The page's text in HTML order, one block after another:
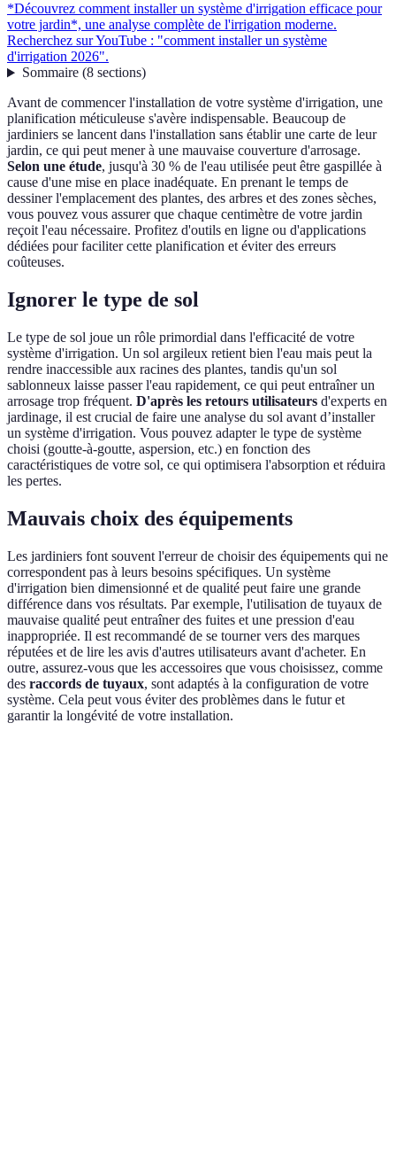
*Découvrez comment installer un système d'irrigation efficace pour
votre jardin*, une analyse complète de l'irrigation moderne.
Recherchez sur YouTube : "comment installer un système
d'irrigation 2026".
Sommaire(8 sections)
Avant de commencer l'installation de votre système d'irrigation, une
planification méticuleuse s'avère indispensable. Beaucoup de
jardiniers se lancent dans l'installation sans établir une carte de leur
jardin, ce qui peut mener à une mauvaise couverture d'arrosage.
Selon une étude, jusqu'à 30 % de l'eau utilisée peut être gaspillée à
cause d'une mise en place inadéquate. En prenant le temps de
dessiner l'emplacement des plantes, des arbres et des zones sèches,
vous pouvez vous assurer que chaque centimètre de votre jardin
reçoit l'eau nécessaire. Profitez d'outils en ligne ou d'applications
dédiées pour faciliter cette planification et éviter des erreurs
coûteuses.
Ignorer le type de sol
Le type de sol joue un rôle primordial dans l'efficacité de votre
système d'irrigation. Un sol argileux retient bien l'eau mais peut la
rendre inaccessible aux racines des plantes, tandis qu'un sol
sablonneux laisse passer l'eau rapidement, ce qui peut entraîner un
arrosage trop fréquent. D'après les retours utilisateurs d'experts en
jardinage, il est crucial de faire une analyse du sol avant d’installer
un système d'irrigation. Vous pouvez adapter le type de système
choisi (goutte-à-goutte, aspersion, etc.) en fonction des
caractéristiques de votre sol, ce qui optimisera l'absorption et réduira
les pertes.
Mauvais choix des équipements
Les jardiniers font souvent l'erreur de choisir des équipements qui ne
correspondent pas à leurs besoins spécifiques. Un système
d'irrigation bien dimensionné et de qualité peut faire une grande
différence dans vos résultats. Par exemple, l'utilisation de tuyaux de
mauvaise qualité peut entraîner des fuites et une pression d'eau
inappropriée. Il est recommandé de se tourner vers des marques
réputées et de lire les avis d'autres utilisateurs avant d'acheter. En
outre, assurez-vous que les accessoires que vous choisissez, comme
des raccords de tuyaux, sont adaptés à la configuration de votre
système. Cela peut vous éviter des problèmes dans le futur et
garantir la longévité de votre installation.